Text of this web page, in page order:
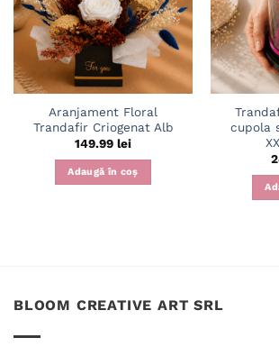
Aranjament Floral
Trandafir Criogenat Alb
149.99 lei
Adaugă în coș
cupola
BLOOM CREATIVE ART SRL